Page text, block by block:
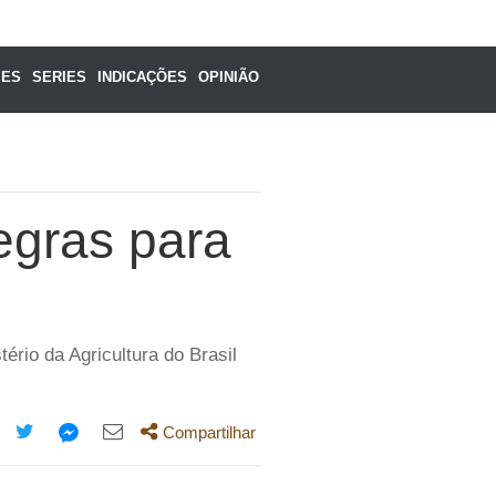
SERIES INDICAÇÕES OPINIÃO
para
da Agricultura do Brasil
Compartilhe
Compartilhe
Compartilhe
Compartilhar